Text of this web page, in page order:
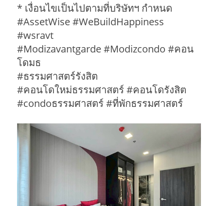
* เงื่อนไขเป็นไปตามที่บริษัทฯ กำหนด
#AssetWise #WeBuildHappiness
#wsravt
#Modizavantgarde #Modizcondo #คอน
โดมธ
#ธรรมศาสตร์รังสิต
#คอนโดใหม่ธรรมศาสตร์ #คอนโดรังสิต
#condoธรรมศาสตร์ #ที่พักธรรมศาสตร์